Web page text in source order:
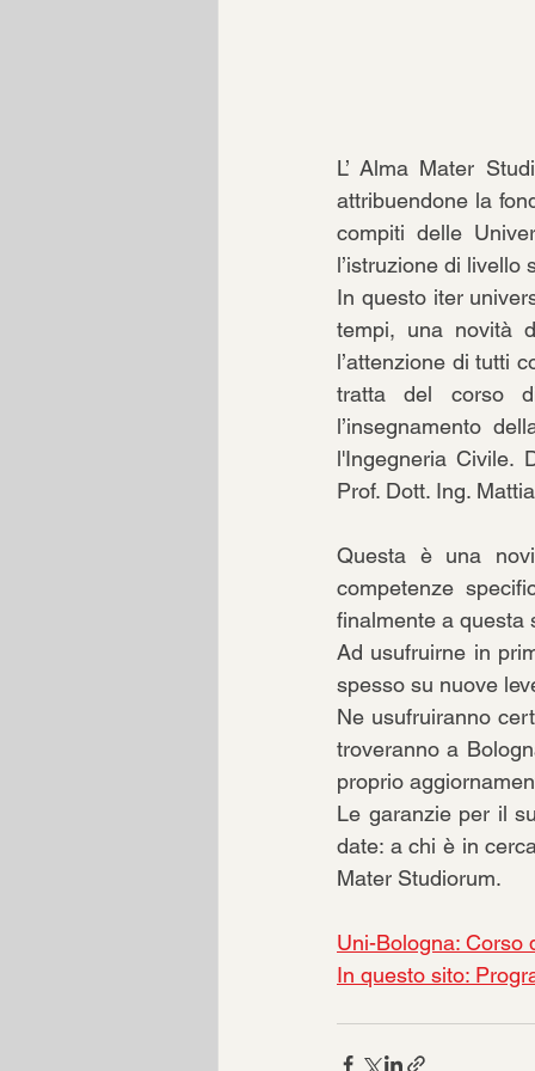
L’ Alma Mater
attribuendone la
compiti delle
l’istruzione di livello
In questo iter
tempi, una novità
l’attenzione di tutti
tratta del corso
l’insegnamento
l'Ingegneria Civile.
Prof. Dott. Ing.
Questa è una
competenze
finalmente a questa
Ad usufruirne in
spesso su nuove
Ne usufruiranno
troveranno a
proprio
Le garanzie per il
date: a chi è in
Mater Studiorum.
Uni-Bologna: Corso
In questo sito: